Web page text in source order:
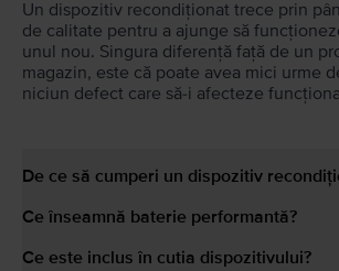
Un dispozitiv recondiționat trece prin
de calitate pentru a ajunge să
unul nou. Singura diferență față de un
magazin, este că poate avea mici urme
niciun defect care să-i afecteze
De ce să cumperi un dispozitiv
Ce înseamnă baterie performantă?
Ce este inclus în cutia dispozitivului?